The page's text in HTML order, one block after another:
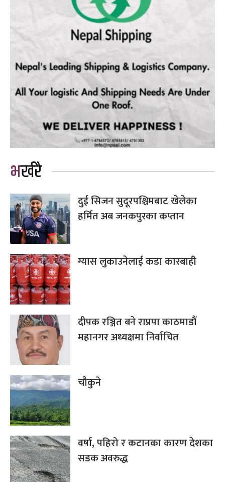
भर्खरै
दुई सिजन सुदूरपश्चिमबाट खेलेका
हर्मित अब जनकपुरका कप्तान
ग्यास लुकाउनेलाई कडा कारबाही
दीपक रञ्जित बने राप्रपा काठमाडौं
महानगर अध्यक्षमा निर्वाचित
चौकुने
वर्षा, पहिरो र कटानका कारण देशका
सडक अवरुद्ध